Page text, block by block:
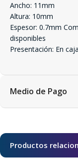
Ancho: 11mm
Altura: 10mm
Espesor: 0.7mm
disponibles
Presentación: En caja
Medio de Pago
Productos